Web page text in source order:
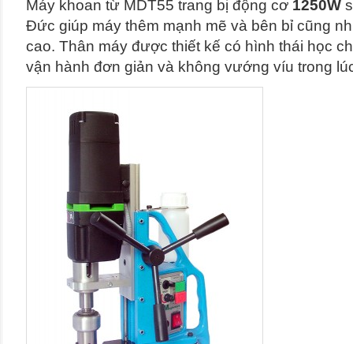
Máy khoan từ MDT55 trang bị động cơ 1250W
Đức giúp máy thêm mạnh mẽ và bên bỉ cũng
cao. Thân máy được thiết kế có hình thái học
vận hành đơn giản và không vướng víu trong